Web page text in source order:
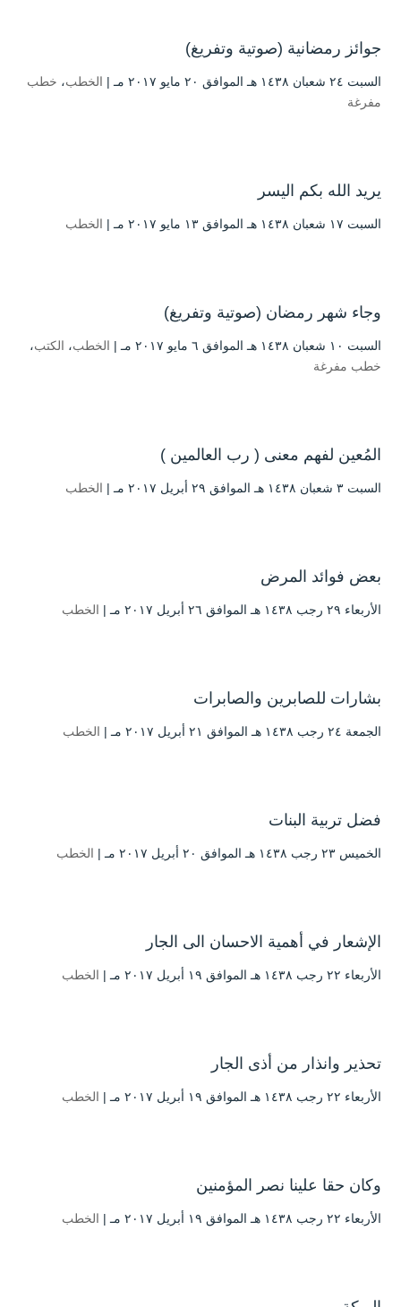
جوائز رمضانية (صوتية وتفريغ)
السبت ۲٤ شعبان ۱٤۳۸ هـ الموافق ۲۰ مايو ۲۰۱۷ مـ | الخطب، خطب
مفرغة
يريد الله بكم اليسر
السبت ۱۷ شعبان ۱٤۳۸ هـ الموافق ۱۳ مايو ۲۰۱۷ مـ | الخطب
وجاء شهر رمضان (صوتية وتفريغ)
السبت ۱۰ شعبان ۱٤۳۸ هـ الموافق ٦ مايو ۲۰۱۷ مـ | الخطب، الكتب،
خطب مفرغة
المُعين لفهم معنى ( رب العالمين )
السبت ۳ شعبان ۱٤۳۸ هـ الموافق ۲۹ أبريل ۲۰۱۷ مـ | الخطب
بعض فوائد المرض
الأربعاء ۲۹ رجب ۱٤۳۸ هـ الموافق ۲٦ أبريل ۲۰۱۷ مـ | الخطب
بشارات للصابرين والصابرات
الجمعة ۲٤ رجب ۱٤۳۸ هـ الموافق ۲۱ أبريل ۲۰۱۷ مـ | الخطب
فضل تربية البنات
الخميس ۲۳ رجب ۱٤۳۸ هـ الموافق ۲۰ أبريل ۲۰۱۷ مـ | الخطب
الإشعار في أهمية الاحسان الى الجار
الأربعاء ۲۲ رجب ۱٤۳۸ هـ الموافق ۱۹ أبريل ۲۰۱۷ مـ | الخطب
تحذير وانذار من أذى الجار
الأربعاء ۲۲ رجب ۱٤۳۸ هـ الموافق ۱۹ أبريل ۲۰۱۷ مـ | الخطب
وكان حقا علينا نصر المؤمنين
الأربعاء ۲۲ رجب ۱٤۳۸ هـ الموافق ۱۹ أبريل ۲۰۱۷ مـ | الخطب